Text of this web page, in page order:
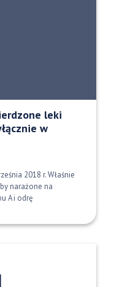
leki
w
2018 r. Właśnie
narażone na
A i odrę